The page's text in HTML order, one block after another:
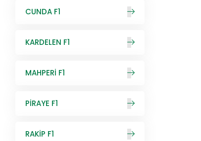
CUNDA F1
KARDELEN F1
MAHPERİ F1
PİRAYE F1
RAKİP F1